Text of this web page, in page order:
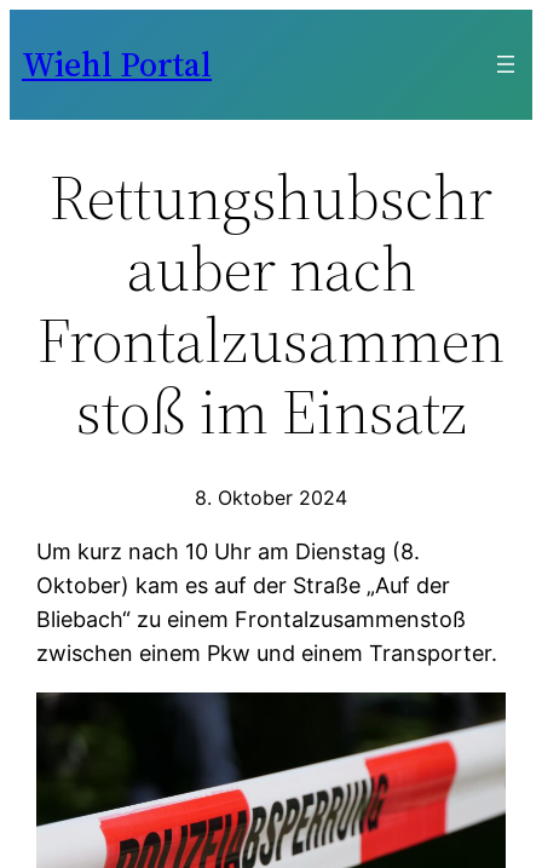
Inhalt
Wiehl Portal
Rettungshubschr
auber nach
Frontalzusammen
stoß im Einsatz
8. Oktober 2024
Um kurz nach 10 Uhr am Dienstag (8.
Oktober) kam es auf der Straße „Auf der
Bliebach“ zu einem Frontalzusammenstoß
zwischen einem Pkw und einem Transporter.